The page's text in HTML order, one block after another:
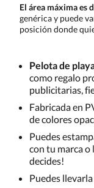
El área máxima es
genérica y puede
posición donde
Pelota de
como regalo
publicitarias,
Fabricada en
de colores
Puedes
con tu marca o
decides!
Puedes llevarla